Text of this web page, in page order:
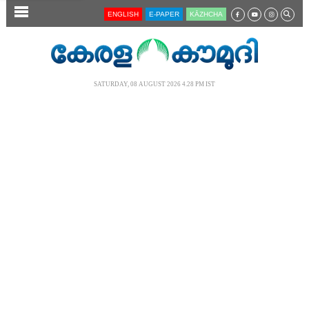
SECTIONS ENGLISH E-PAPER KĀZHCHA
SATURDAY, 08 AUGUST 2026 4.28 PM IST